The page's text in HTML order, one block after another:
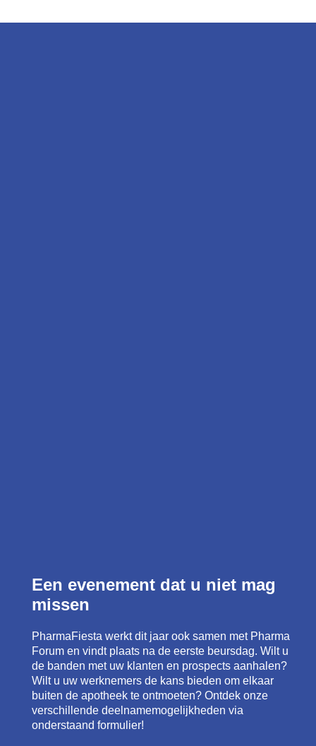
Een evenement dat u niet mag
missen
PharmaFiesta werkt dit jaar ook samen met Pharma
Forum en vindt plaats na de eerste beursdag. Wilt u
de banden met uw klanten en prospects aanhalen?
Wilt u uw werknemers de kans bieden om elkaar
buiten de apotheek te ontmoeten? Ontdek onze
verschillende deelnamemogelijkheden via
onderstaand formulier!